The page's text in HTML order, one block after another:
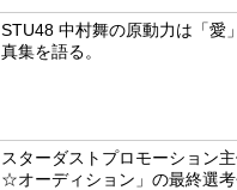
STU48 中村舞の原動力は「愛
真集を語る。
スターダストプロモーション
☆オーディション」の最終選